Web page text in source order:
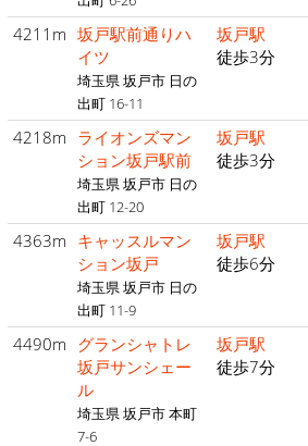
4211m 坂戸駅前通りハ
イツ
埼玉県 坂戸市 日の
出町 16-11
坂戸駅
徒歩3分
4218m ライオンズマン
ション坂戸駅前
埼玉県 坂戸市 日の
出町 12-20
坂戸駅
徒歩3分
4363m キャッスルマン
ション坂戸
埼玉県 坂戸市 日の
出町 11-9
坂戸駅
徒歩6分
4490m グランシャトレ
坂戸サンシェー
ル
埼玉県 坂戸市 本町
7-6
坂戸駅
徒歩7分